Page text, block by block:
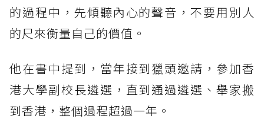
的過程中，先傾聽內心的聲音，不要用別人
的尺來衡量自己的價值。
他在書中提到，當年接到獵頭邀請，參加香
港大學副校長遴選，直到通過遴選、舉家搬
到香港，整個過程超過一年。